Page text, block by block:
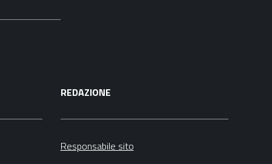
REDAZIONE
Responsabile sito